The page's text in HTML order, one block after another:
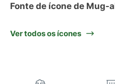
Fonte de ícone de Mug-
Ver todos os ícones